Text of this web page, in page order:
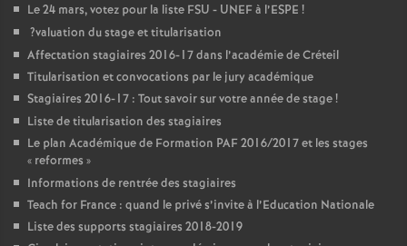
Le 24 mars, votez pour la liste FSU - UNEFà l’ESPE !
?valuation du stage et titularisation
Affectation stagiaires 2016-17 dans l’académie de Créteil
Titularisation et convocations par le jury académique
Stagiaires 2016-17 : Tout savoir sur votre année de stage!
Liste de titularisation des stagiaires
Le plan Académique de Formation PAF2016/2017 et les stages
« reformes »
Informations de rentrée des stagiaires
Teach for France : quand le privé s’invite à l’Education Nationale
Liste des supports stagiaires 2018-2019